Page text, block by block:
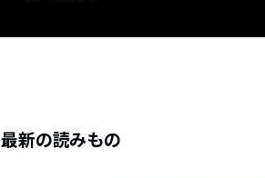
最新の読みもの